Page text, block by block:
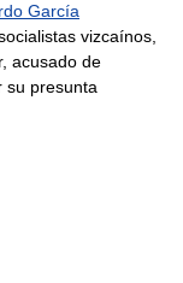
García
vizcaínos,
acusado de
su presunta